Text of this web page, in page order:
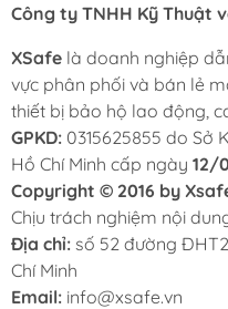
Công ty TNHH Kỹ Thuật
XSafe là doanh nghiệp
vực phân phối và bán lẻ
thiết bị bảo hộ lao động,
GPKD: 0315625855 do Sở
Hồ Chí Minh cấp ngày 12/
Copyright © 2016 by
Chịu trách nghiệm nội
Địa chỉ: số 52 đường
Chí Minh
Email: info@xsafe.vn